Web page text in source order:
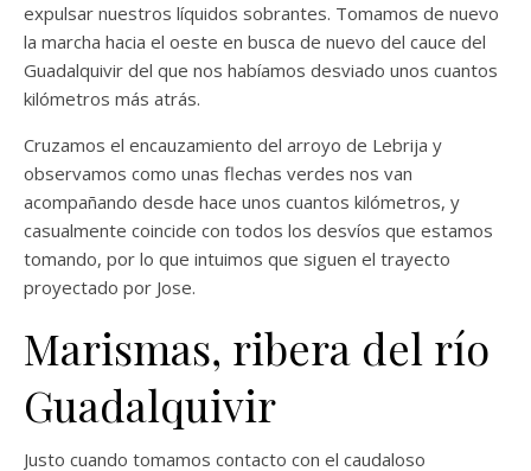
expulsar nuestros líquidos sobrantes. Tomamos de nuevo
la marcha hacia el oeste en busca de nuevo del cauce del
Guadalquivir del que nos habíamos desviado unos cuantos
kilómetros más atrás.
Cruzamos el encauzamiento del arroyo de Lebrija y
observamos como unas flechas verdes nos van
acompañando desde hace unos cuantos kilómetros, y
casualmente coincide con todos los desvíos que estamos
tomando, por lo que intuimos que siguen el trayecto
proyectado por Jose.
Marismas, ribera del río
Guadalquivir
Justo cuando tomamos contacto con el caudaloso